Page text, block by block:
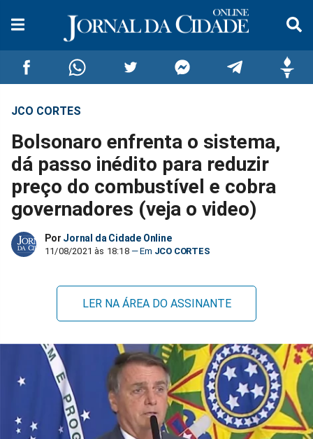
Compartilhar
no
Facebook
Compartilhar
no
Whatsapp
no
Twitter
no
Messenger
no
Telegram
no
Gettr
JCO CORTES
Bolsonaro enfrenta o sistema,
dá passo inédito para reduzir
preço do combustível e cobra
governadores (veja o video)
Por Jornal da Cidade Online
11/08/2021 às 18:18 JCO CORTES
LER NA ÁREA DO ASSINANTE